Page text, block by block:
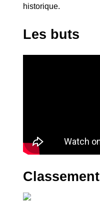
historique.
Les buts
Classement